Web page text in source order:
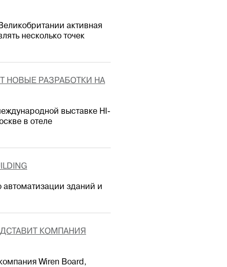
активная
несколько точек
НОВЫЕ РАЗРАБОТКИ НА
выставке HI-
в отеле
автоматизации зданий и
КОМПАНИЯ
Wiren Board,